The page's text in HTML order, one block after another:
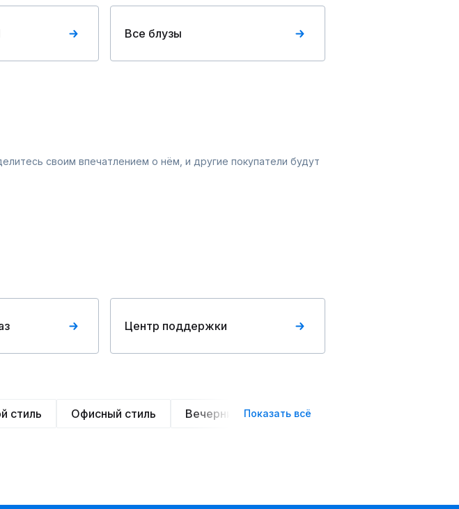
Все блузы
своим впечатлением о нём, и другие покупатели будут
Центр поддержки
стиль Офисный стиль Вечерние Классические
Показать всё